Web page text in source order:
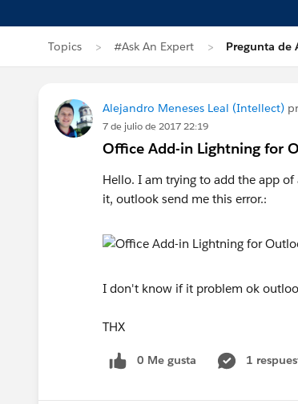
Topics #Ask An Expert Pregunta de
Alejandro Meneses Leal (Intellect)
7 de julio de 2017 22:19
Office Add-in Lightning for
Hello. I am trying to add the app
it, outlook send me this error.:
I don't know if it problem ok
THX
0 Me gusta 1